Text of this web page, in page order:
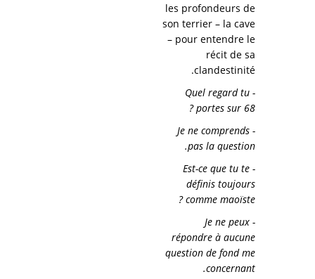
les profondeurs de
son terrier – la cave
– pour entendre le
récit de sa
clandestinité.
- Quel regard tu
portes sur 68 ?
- Je ne comprends
pas la question.
- Est-ce que tu te
définis toujours
comme maoïste ?
- Je ne peux
répondre à aucune
question de fond me
concernant.